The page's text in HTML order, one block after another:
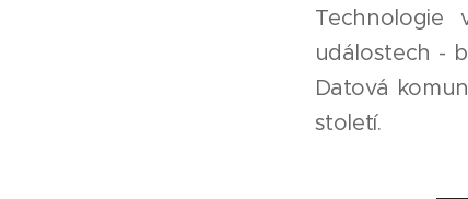
Technologie
událostech -
Datová
století.